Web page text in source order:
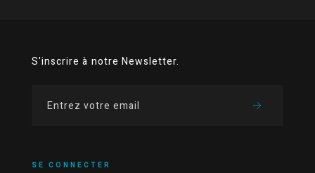
S'inscrire à notre Newsletter.
SE CONNECTER